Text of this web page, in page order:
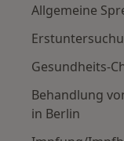
Allgemeine
Gesundheits-
Behandlung
in Berlin